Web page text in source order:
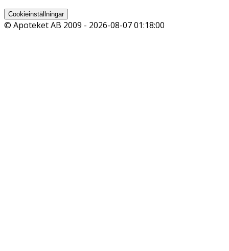
Cookieinställningar
© Apoteket AB 2009 - 2026-08-07 01:18:00